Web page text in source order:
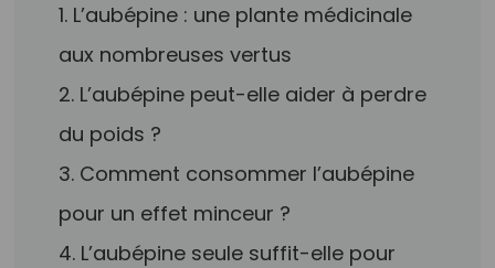
1. L’aubépine : une plante médicinale
aux nombreuses vertus
2. L’aubépine peut-elle aider à perdre
du poids ?
3. Comment consommer l’aubépine
pour un effet minceur ?
4. L’aubépine seule suffit-elle pour